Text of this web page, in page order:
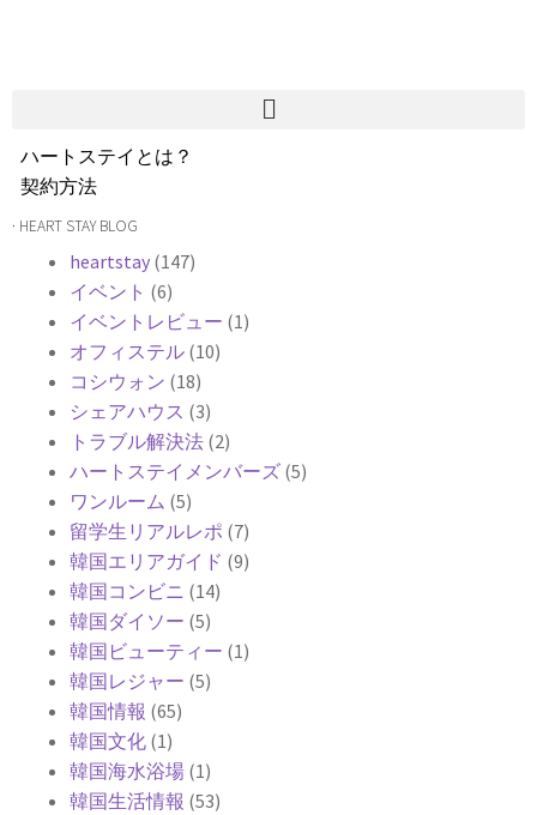
ハートステイとは？
契約方法
韓国不動産情報
よくある質問
Heartee
· HEART STAY BLOG
heartstay (147)
イベント (6)
イベントレビュー (1)
オフィステル (10)
コシウォン (18)
シェアハウス (3)
トラブル解決法 (2)
ハートステイメンバーズ (5)
ワンルーム (5)
留学生リアルレポ (7)
韓国エリアガイド (9)
韓国コンビニ (14)
韓国ダイソー (5)
韓国ビューティー (1)
韓国レジャー (5)
韓国情報 (65)
韓国文化 (1)
韓国海水浴場 (1)
韓国生活情報 (53)